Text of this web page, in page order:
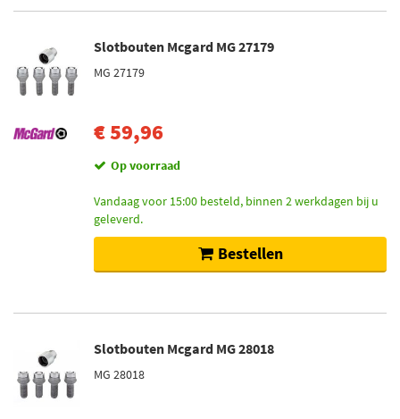
Slotbouten Mcgard MG 27179
MG 27179
€ 59,96
Op voorraad
Vandaag voor 15:00 besteld, binnen 2 werkdagen bij u
geleverd.
Bestellen
Slotbouten Mcgard MG 28018
MG 28018